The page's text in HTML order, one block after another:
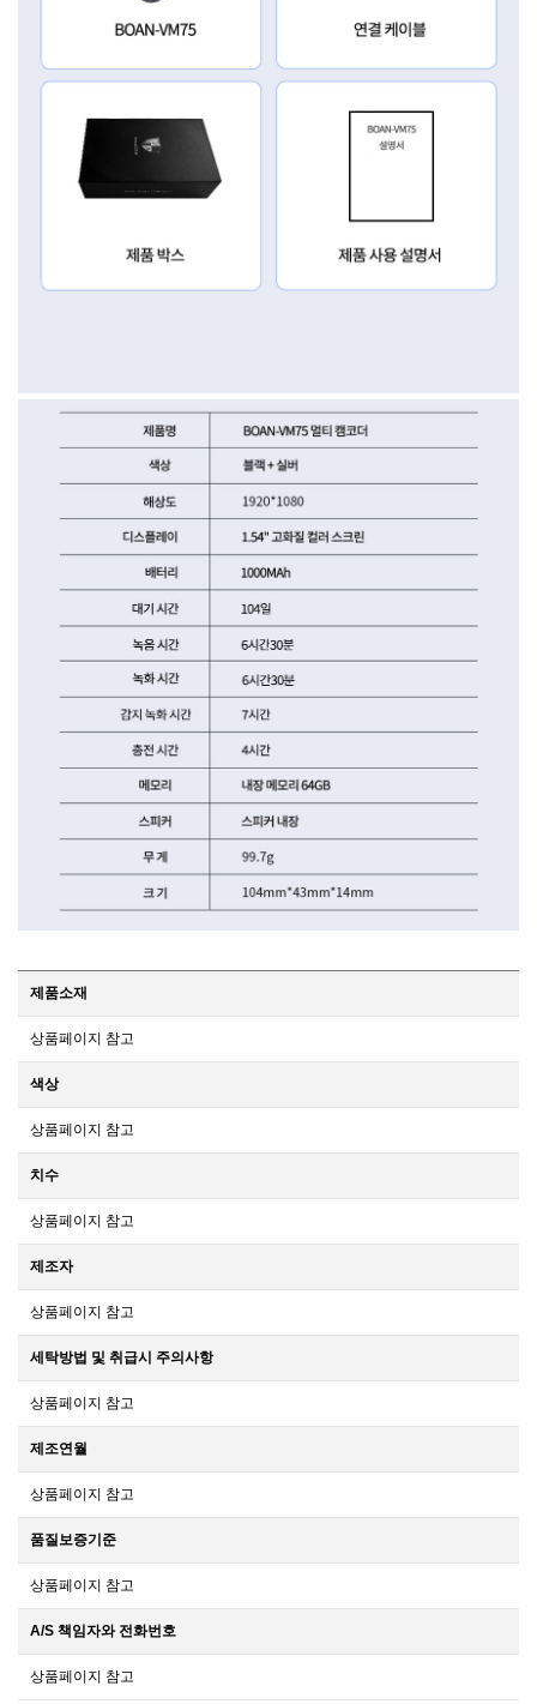
제품소재
상품페이지 참고
색상
상품페이지 참고
치수
상품페이지 참고
제조자
상품페이지 참고
세탁방법 및 취급시 주의사항
상품페이지 참고
제조연월
상품페이지 참고
품질보증기준
상품페이지 참고
A/S 책임자와 전화번호
상품페이지 참고